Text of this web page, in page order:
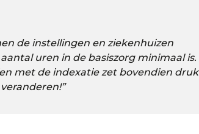
de instellingen en ziekenhuizen
uren in de basiszorg minimaal is.
met de indexatie zet bovendien druk